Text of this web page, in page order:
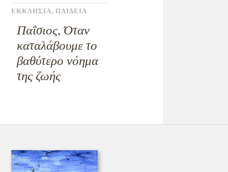
ΕΚΚΛΗΣΙΑ,ΠΑΙΔΕΙΑ
Παΐσιος, Όταν
καταλάβουμε το
βαθύτερο νόημα
της ζωής